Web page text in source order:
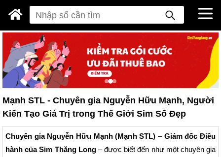
Mạnh STL - Chuyên gia Nguyễn Hữu Mạnh, Người
Kiến Tạo Giá Trị trong Thế Giới Sim Số Đẹp
Chuyên gia Nguyễn Hữu Mạnh (Mạnh STL) – Giám đốc Điều
hành của Sim Thăng Long– được biết đến như một chuyên gia